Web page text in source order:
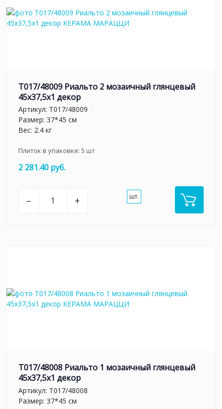
T017/48009 Риальто 2 мозаичный глянцевый
45x37,5x1 декор
Артикул: T017/48009
Размер: 37*45 см
Вес: 2.4 кг
Плиток в упаковке: 5 шт
2 281.40 руб.
– + шт.
T017/48008 Риальто 1 мозаичный глянцевый
45x37,5x1 декор
Артикул: T017/48008
Размер: 37*45 см